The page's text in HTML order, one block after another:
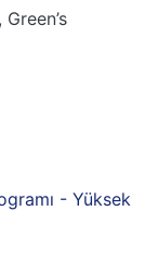
, Green’s
- Yüksek